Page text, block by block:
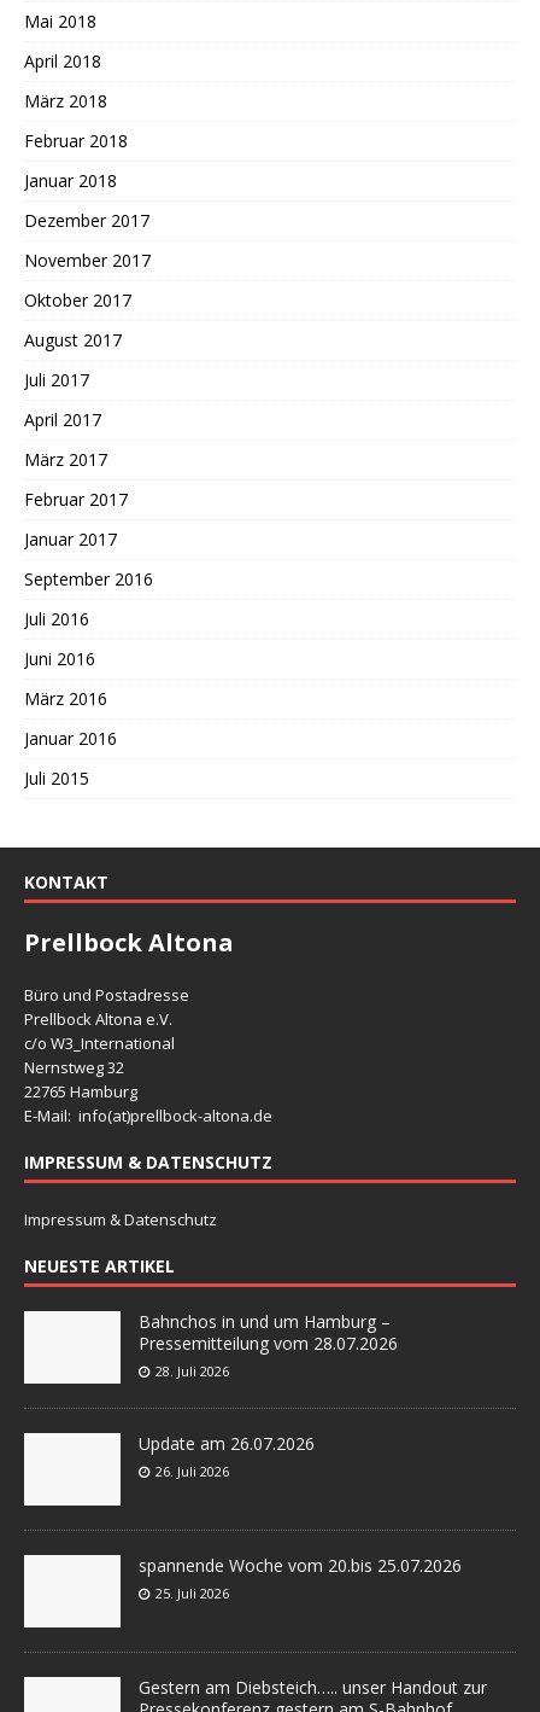
Mai 2018
April 2018
März 2018
Februar 2018
Januar 2018
Dezember 2017
November 2017
Oktober 2017
August 2017
Juli 2017
April 2017
März 2017
Februar 2017
Januar 2017
September 2016
Juli 2016
Juni 2016
März 2016
Januar 2016
Juli 2015
KONTAKT
Prellbock Altona
Büro und Postadresse
Prellbock Altona e.V.
c/o W3_International
Nernstweg 32
22765 Hamburg
E-Mail: info(at)prellbock-altona.de
IMPRESSUM & DATENSCHUTZ
Impressum & Datenschutz
NEUESTE ARTIKEL
Bahnchos in und um Hamburg –
Pressemitteilung vom 28.07.2026
28. Juli 2026
Update am 26.07.2026
26. Juli 2026
spannende Woche vom 20.bis 25.07.2026
25. Juli 2026
Gestern am Diebsteich….. unser Handout zur